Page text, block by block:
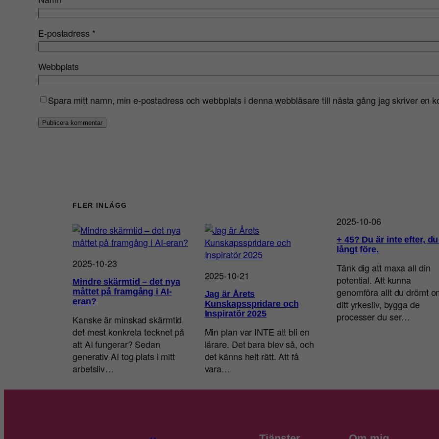
E-postadress *
Webbplats
Spara mitt namn, min e-postadress och webbplats i denna webbläsare till nästa gång jag skriver en
FLER INLÄGG
2025-10-23
Mindre skärmtid – det nya
måttet på framgång i AI-
eran?
Kanske är minskad skärmtid
det mest konkreta tecknet på
att AI fungerar? Sedan
generativ AI tog plats i mitt
arbetsliv…
2025-10-21
Jag är Årets
Kunskapsspridare och
Inspiratör 2025
Min plan var INTE att bli en
lärare. Det bara blev så, och
det känns helt rätt. Att få
vara…
2025-10-06
+ 45? Du är inte efter,
långt före.
Tänk dig att maxa all din
potential. Att kunna
genomföra allt du drömt
ditt yrkesliv, bygga de
processer du ser…